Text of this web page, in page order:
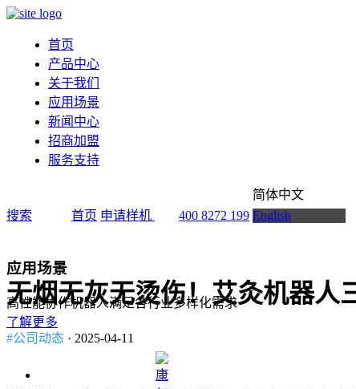
首页
产品中心
关于我们
应用场景
新闻中心
招商加盟
服务支持
搜索 首页 申请样机 400 8272 199
简体中文
English
应用场景
高性能协作机器人满足各行业多样化需求
了解更多
无烟无灰无烫伤！艾灸机器人
#公司动态 · 2025-04-11